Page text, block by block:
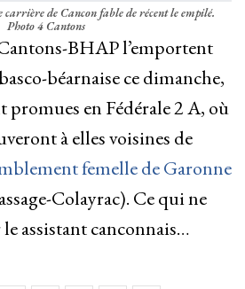
de Cancon fable de récent le empilé.
Photo 4 Cantons
BHAP l’emportent
béarnaise ce dimanche,
promues en Fédérale 2 A, où
à elles voisines de
femelle de Garonne
Colayrac). Ce qui ne
assistant canconnais…